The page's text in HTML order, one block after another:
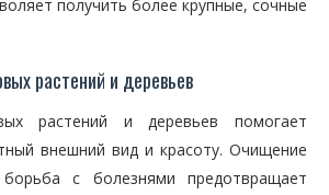
получить более крупные, сочные
растений и деревьев
растений и деревьев помогает
внешний вид и красоту. Очищение
с болезнями предотвращает